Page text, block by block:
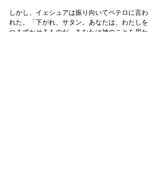
しかし、イェシュアは振り向いてペテロに言わ
れた。「下がれ、サタン。あなたは、わたしを
つまずかせるものだ。あなたは神のことを思わ